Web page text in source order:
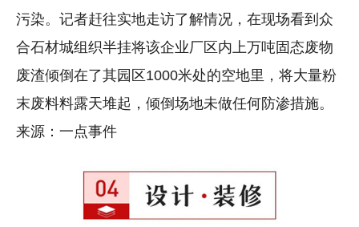
污染。记者赶往实地走访了解情况，在现场看到众
合石材城组织半挂将该企业厂区内上万吨固态废物
废渣倾倒在了其园区1000米处的空地里，将大量粉
末废料料露天堆起，倾倒场地未做任何防渗措施。
来源：一点事件